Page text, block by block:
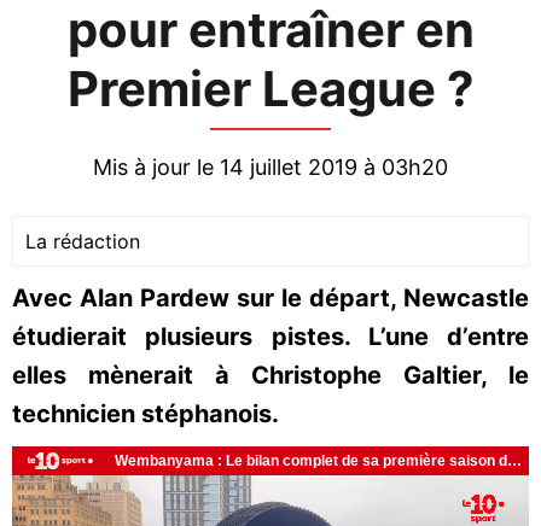
pour entraîner en
Premier League ?
Mis à jour le 14 juillet 2019 à 03h20
La rédaction
Avec Alan Pardew sur le départ, Newcastle
étudierait plusieurs pistes. L’une d’entre
elles mènerait à Christophe Galtier, le
technicien stéphanois.